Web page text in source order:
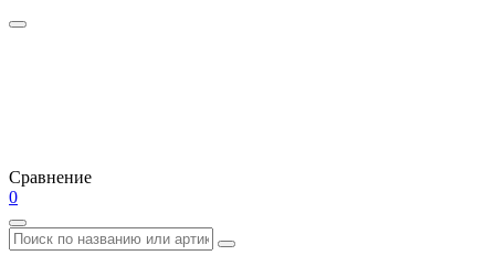
Сравнение
0